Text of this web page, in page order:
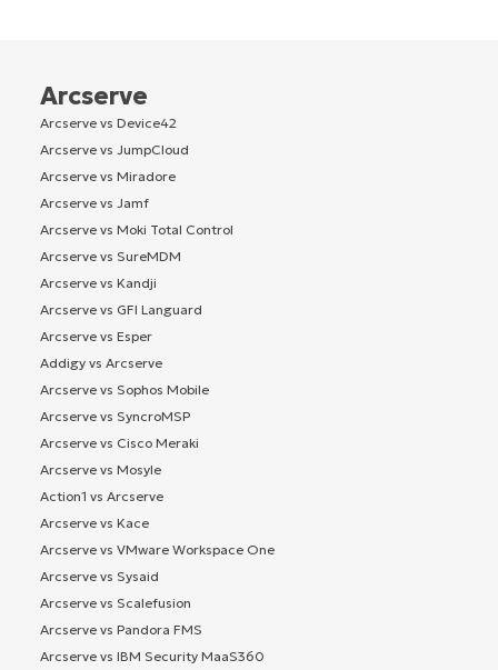
Arcserve
Arcserve vs Device42
Arcserve vs JumpCloud
Arcserve vs Miradore
Arcserve vs Jamf
Arcserve vs Moki Total Control
Arcserve vs SureMDM
Arcserve vs Kandji
Arcserve vs GFI Languard
Arcserve vs Esper
Addigy vs Arcserve
Arcserve vs Sophos Mobile
Arcserve vs SyncroMSP
Arcserve vs Cisco Meraki
Arcserve vs Mosyle
Action1 vs Arcserve
Arcserve vs Kace
Arcserve vs VMware Workspace One
Arcserve vs Sysaid
Arcserve vs Scalefusion
Arcserve vs Pandora FMS
Arcserve vs IBM Security MaaS360